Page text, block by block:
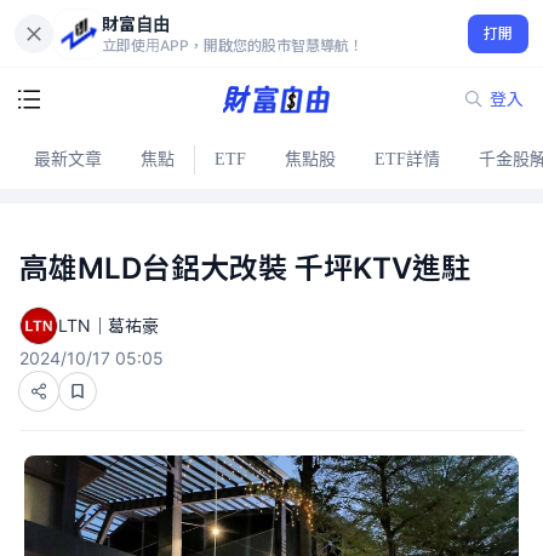
財富自由
立即使用APP，開啟您的股市智慧導航！
打開
登入
最新文章 焦點 ETF 焦點股 ETF詳情 千金股
高雄MLD台鋁大改裝 千坪KTV進駐
LTN｜葛祐豪
2024/10/17 05:05